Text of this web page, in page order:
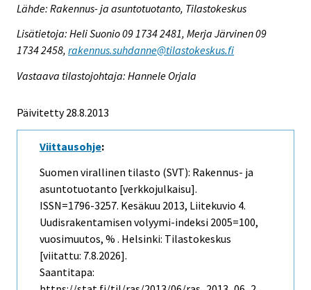
Lähde: Rakennus- ja asuntotuotanto, Tilastokeskus
Lisätietoja: Heli Suonio 09 1734 2481, Merja Järvinen 09
1734 2458, rakennus.suhdanne@tilastokeskus.fi
Vastaava tilastojohtaja: Hannele Orjala
Päivitetty 28.8.2013
Viittausohje:
Suomen virallinen tilasto (SVT): Rakennus- ja
asuntotuotanto [verkkojulkaisu].
ISSN=1796-3257. Kesäkuu 2013, Liitekuvio 4.
Uudisrakentamisen volyymi-indeksi 2005=100,
vuosimuutos, % . Helsinki: Tilastokeskus
[viitattu: 7.8.2026].
Saantitapa: